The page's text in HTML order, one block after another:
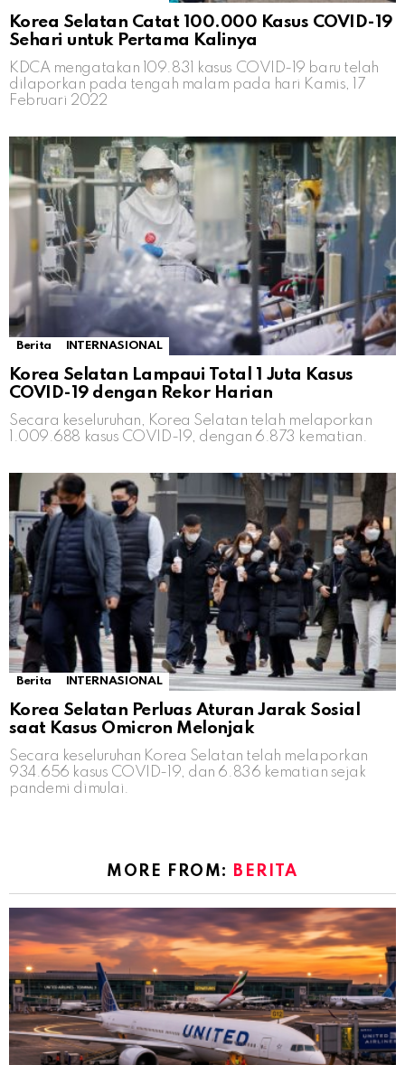
Korea Selatan Catat 100.000 Kasus COVID-19
Sehari untuk Pertama Kalinya
KDCA mengatakan 109.831 kasus COVID-19 baru telah
dilaporkan pada tengah malam pada hari Kamis, 17
Februari 2022
Berita INTERNASIONAL
Korea Selatan Lampaui Total 1 Juta Kasus
COVID-19 dengan Rekor Harian
Secara keseluruhan, Korea Selatan telah melaporkan
1.009.688 kasus COVID-19, dengan 6.873 kematian.
Berita INTERNASIONAL
Korea Selatan Perluas Aturan Jarak Sosial
saat Kasus Omicron Melonjak
Secara keseluruhan Korea Selatan telah melaporkan
934.656 kasus COVID-19, dan 6.836 kematian sejak
pandemi dimulai.
MORE FROM: BERITA